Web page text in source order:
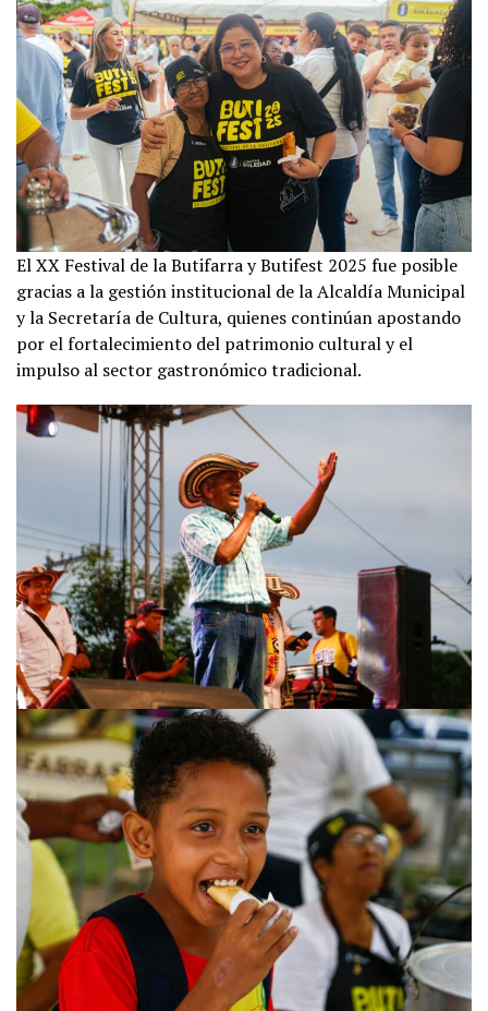
El XX Festival de la Butifarra y Butifest 2025 fue posible
gracias a la gestión institucional de la Alcaldía Municipal
y la Secretaría de Cultura, quienes continúan apostando
por el fortalecimiento del patrimonio cultural y el
impulso al sector gastronómico tradicional.